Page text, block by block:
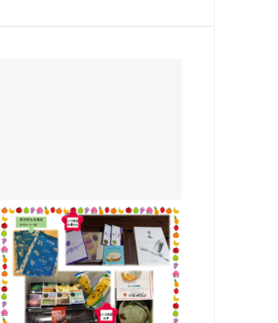
北海道旅行 ビンゴ景品編
岸和田店
こんにちはショップスタッフの
山本です✨ ｻｰﾋﾞｽ小澤さんと山
本の所に北海道旅行の ビンゴの